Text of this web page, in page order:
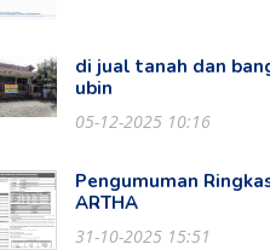
di jual tanah dan
ubin
05-12-2025 10:16
Pengumuman
ARTHA
31-10-2025 15:51